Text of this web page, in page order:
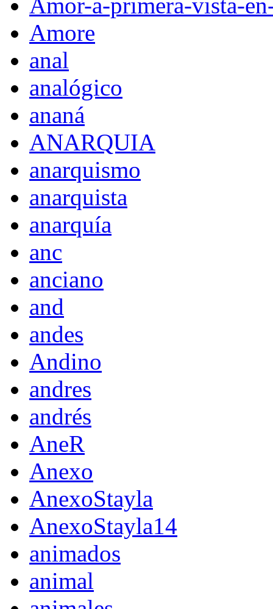
Amor-a-primera-vista-
Amore
anal
analógico
ananá
ANARQUIA
anarquismo
anarquista
anarquía
anc
anciano
and
andes
Andino
andres
andrés
AneR
Anexo
AnexoStayla
AnexoStayla14
animados
animal